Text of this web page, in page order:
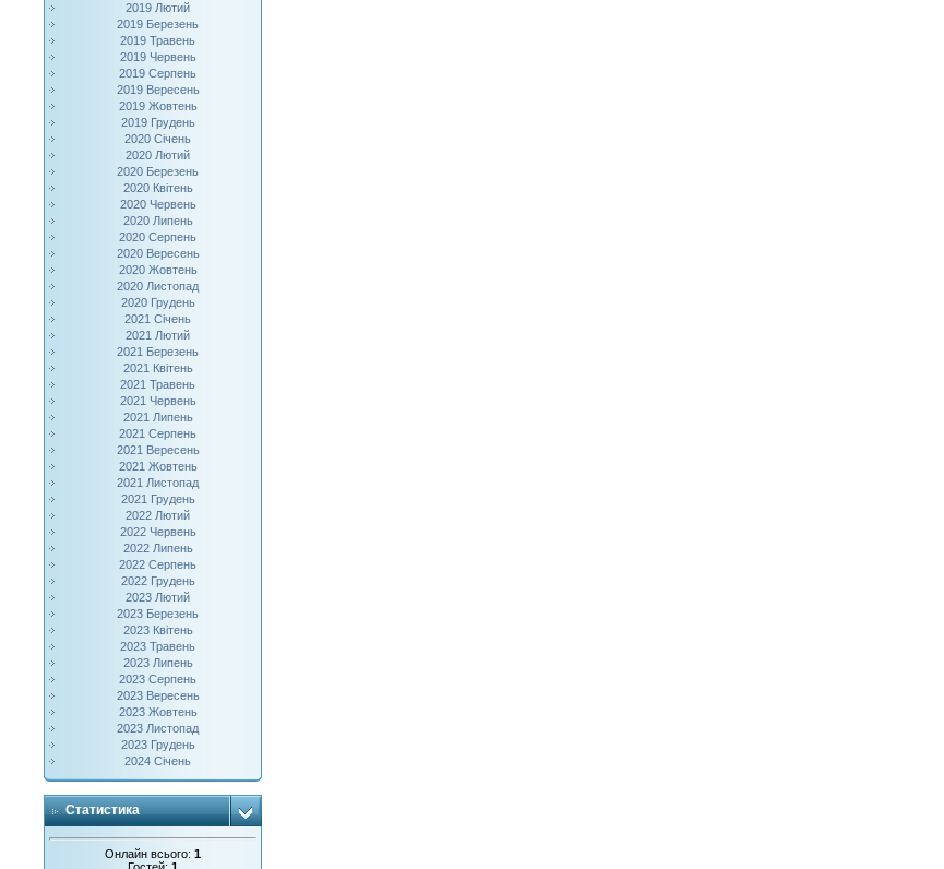
2019 Лютий
2019 Березень
2019 Травень
2019 Червень
2019 Серпень
2019 Вересень
2019 Жовтень
2019 Грудень
2020 Січень
2020 Лютий
2020 Березень
2020 Квітень
2020 Червень
2020 Липень
2020 Серпень
2020 Вересень
2020 Жовтень
2020 Листопад
2020 Грудень
2021 Січень
2021 Лютий
2021 Березень
2021 Квітень
2021 Травень
2021 Червень
2021 Липень
2021 Серпень
2021 Вересень
2021 Жовтень
2021 Листопад
2021 Грудень
2022 Лютий
2022 Червень
2022 Липень
2022 Серпень
2022 Грудень
2023 Лютий
2023 Березень
2023 Квітень
2023 Травень
2023 Липень
2023 Серпень
2023 Вересень
2023 Жовтень
2023 Листопад
2023 Грудень
2024 Січень
Статистика
Онлайн всього: 1